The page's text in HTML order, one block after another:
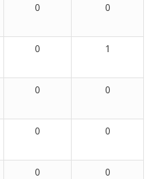
0 0
0 1
0 0
0 0
0 0